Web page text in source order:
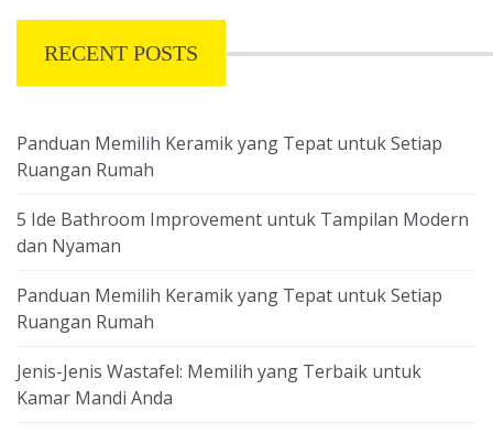
RECENT POSTS
Panduan Memilih Keramik yang Tepat untuk Setiap
Ruangan Rumah
5 Ide Bathroom Improvement untuk Tampilan Modern
dan Nyaman
Panduan Memilih Keramik yang Tepat untuk Setiap
Ruangan Rumah
Jenis-Jenis Wastafel: Memilih yang Terbaik untuk
Kamar Mandi Anda